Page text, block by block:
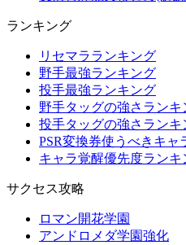
ランキング
リセマラランキング
野手最強ランキング
投手最強ランキング
野手タッグの強さランキ
投手タッグの強さランキ
PSR変換券使うべきキャ
キャラ覚醒優先度ランキ
サクセス攻略
ロマン開花学園
アンドロメダ学園強化